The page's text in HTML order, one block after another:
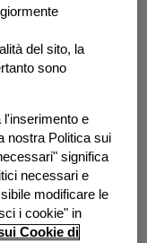
Fund
High
del sito, la
sono
e
nostra Politica sui
significa
necessari e
modificare le
i cookie" in
Cookie di